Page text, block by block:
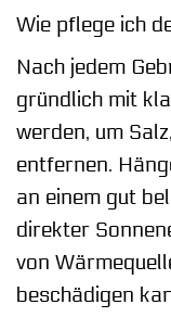
Wie pflege ich
Nach jedem
gründlich mit
werden, um
entfernen.
an einem gut
direkter
von
beschädigen